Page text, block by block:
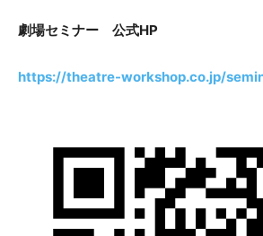
劇場セミナー 公式HP
https://theatre-workshop.co.jp/